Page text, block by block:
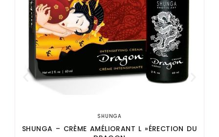
SHUNGA
SHUNGA – CRÈME AMÉLIORANT L »ÉRECTION DU